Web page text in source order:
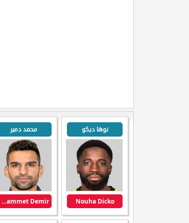
نوها ديكو
Nouha Dicko
محمد دمير
Muhammet Demir